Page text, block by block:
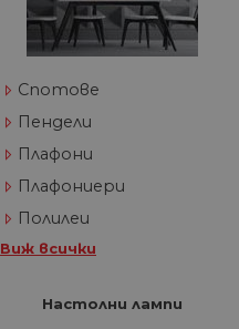
Спотове
Пендели
Плафони
Плафониери
Полилеи
Виж всички
Настолни лампи